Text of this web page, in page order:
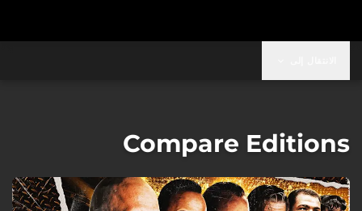
Compare Editions